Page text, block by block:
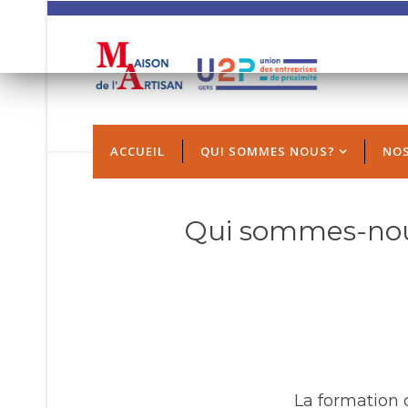
ACCUEIL QUI SOMMES NOUS?
Qui sommes-
La formation